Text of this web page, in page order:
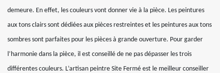
demeure. En effet, les couleurs vont donner vie à la pièce. Les peintures
aux tons clairs sont dédiées aux pièces restreintes et les peintures aux tons
sombres sont parfaites pour les pièces à grande ouverture. Pour garder
l’harmonie dans la pièce, il est conseillé de ne pas dépasser les trois
différentes couleurs. L’artisan peintre Site Fermé est le meilleur conseiller